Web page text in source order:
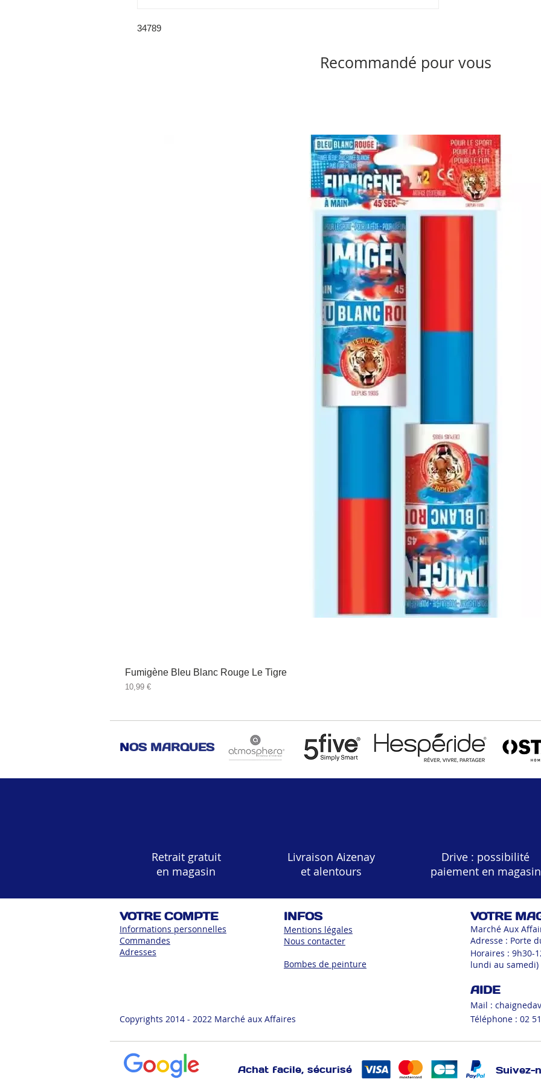
34789
Recommandé pour vous
Fumigène Bleu Blanc Rouge Le Tigre
Prix
10,99 €
NOS MARQUES
Retrait gratuit
en magasin
Livraison Aizenay
et alentours
Drive : possibilité
paiement en magasin
VOTRE COMPTE
Informations personnelles
Commandes
Adresses
INFOS
Mentions légales
Nous contacter
Bombes de peinture
Copyrights 2014 - 2022 Marché aux Affaires
VOTRE
Marché Aux
Adresse : Porte
Horaires : 9h30-
lundi au samedi)
AIDE
Mail :
Téléphone : 02
Achat facile, sécurisé Suivez-